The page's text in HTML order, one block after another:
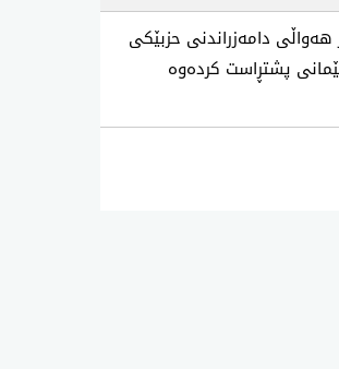
دامەزراندنی حزبێکی
پشتڕاست کردەوە